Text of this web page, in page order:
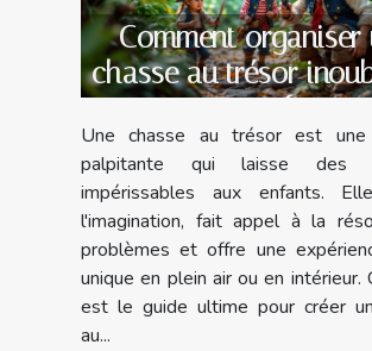
Comment organiser
chasse au trésor
pour enfants
Une chasse au trésor est une
palpitante qui laisse des
impérissables aux enfants.
l'imagination, fait appel à la
problèmes et offre une
unique en plein air ou en intérieur.
est le guide ultime pour créer
au...